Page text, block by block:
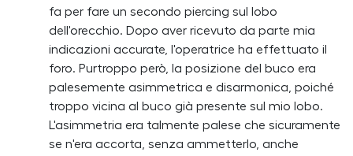
fa per fare un secondo piercing sul lobo
dell'orecchio. Dopo aver ricevuto da parte mia
indicazioni accurate, l'operatrice ha effettuato il
foro. Purtroppo però, la posizione del buco era
palesemente asimmetrica e disarmonica, poiché
troppo vicina al buco già presente sul mio lobo.
L'asimmetria era talmente palese che sicuramente
se n'era accorta, senza ammetterlo, anche